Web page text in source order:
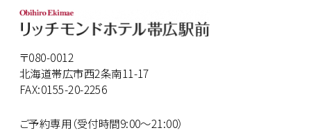
〒080-0012
北海道帯広市西2条南11-17
FAX:0155-20-2256
ご予約専用（受付時間9:00～21:00）